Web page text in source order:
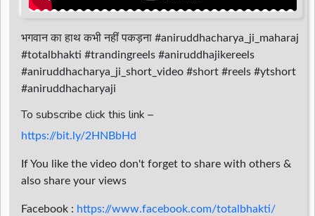
भगवान का हाथ कभी नहीं पकड़ना #aniruddhacharya_ji_maharaj
#totalbhakti #trandingreels #aniruddhajikereels
#aniruddhacharya_ji_short_video #short #reels #ytshort
#aniruddhacharyaji
To subscribe click this link –
https://bit.ly/2HNBbHd
If You like the video don't forget to share with others &
also share your views
Facebook : https://www.facebook.com/totalbhakti/